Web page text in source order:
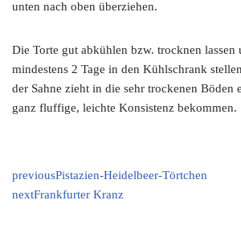
unten nach oben überziehen.
Die Torte gut abkühlen bzw. trocknen lassen
mindestens 2 Tage in den Kühlschrank
der Sahne zieht in die sehr trockenen Böden
ganz fluffige, leichte Konsistenz bekommen.
previousPistazien-Heidelbeer-Törtchen
nextFrankfurter Kranz